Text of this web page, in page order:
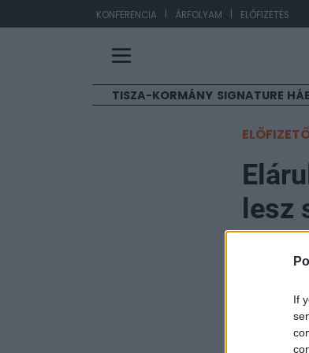
If
KONFERENCIA | ÁRFOLYAM | ELŐFIZETÉS
TISZA-KORMÁNY SIGNATURE
lesz
2023. május